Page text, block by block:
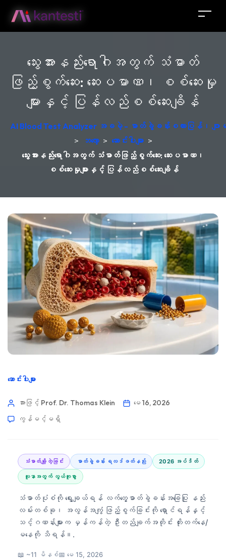
သွေးအားနည်းရောဂါအတွက် သံဓာတ်
ဖြည့်စွက်ဆေး: ဆေးပမာဏ၊ စစ်ဆေးမှု
များနှင့် ပြန်လည်စစ်ဆေးချိန်
AI Blood Test Analyzer အခမဲ့ - ဓာတ်ခွဲခန်းစကားပြန်၊
> ဘလော့ > ဆောင်းပါးများ >
သွေးအားနည်းရောဂါအတွက် သံဓာတ်ဖြည့်စွက်ဆေး: ဆေးပမာဏ၊
စစ်ဆေးမှုများနှင့် ပြန်လည်စစ်ဆေးချိန်
ဆောင်းပါးများ
အားဖြင့် Prof. Dr. Thomas Klein
မေ 16, 2026
ကွန်မင့်မရှိ
သံဓာတ်ချို့တဲ့ခြင်း ဓာတ်ခွဲခန်း ရလဒ်ဖတ်နည်း 2026 အပ်ဒိတ်
လူနာအတွက် လွယ်ကူစွာ
သံဓာတ်ပုံစံကို ရွေးချယ်ရန် လက်တွေ့ဓာတ်ခွဲခန်းအခြေပြု နည်း
လမ်းတစ်ခု၊ အလွန်အကျွံ ဖြည့်စွက်ခြင်းကို ရှောင်ရန်နှင့်
သင့်ဂဏန်းများက မှန်ကန်တဲ့ ဦးတည်ချက်အတိုင်း တိုးတက်နေ/
မနေကို သိရန်။.
📖 ~11 မိနစ်📅 မေ 15, 2026